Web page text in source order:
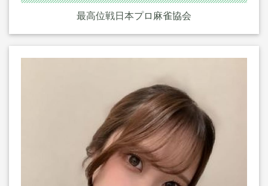
最高位戦日本プロ麻雀協会